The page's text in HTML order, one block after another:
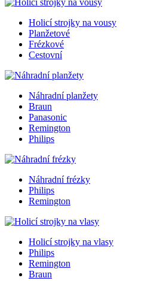
Holicí strojky na vousy
Planžetové
Frézkové
Cestovní
Náhradní planžety
Braun
Panasonic
Remington
Philips
Náhradní frézky
Philips
Remington
Holicí strojky na vlasy
Philips
Remington
Braun